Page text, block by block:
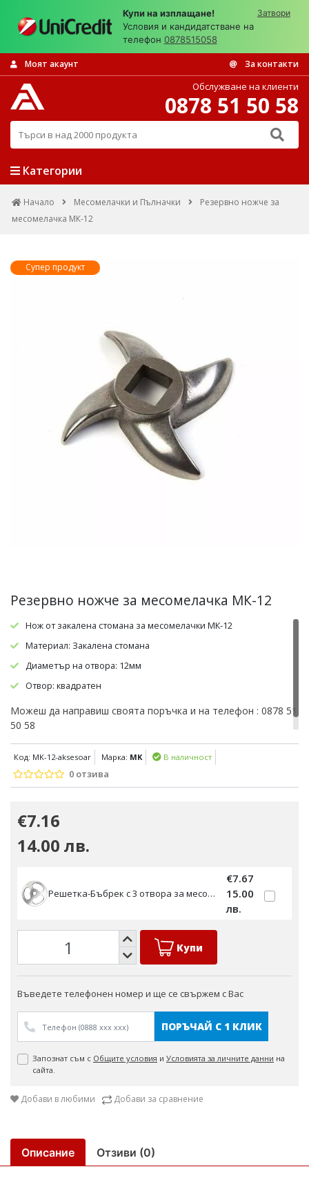
Купи на изплащане!
Условия и кандидатстване на
телефон 0878515058
Затвори
Моят акаунт За контакти
Търси в над 2000 продукта
Обслужване на клиенти
0878 51 50 58
Категории
Начало Месомелачки и Пълначки
Резервно ножче за
месомелачка МК-12
Супер продукт
Резервно ножче за месомелачка МК-12
Нож от закалена стомана за месомелачки МК-12
Материал: Закалена стомана
Диаметър на отвора: 12мм
Отвор: квадратен
Можеш да направиш своята поръчка и на телефон : 0878 51
50 58
Код: MK-12-aksesoar Марка: MK В наличност
0 отзива
€7.16
14.00 лв.
Решетка-Бъбрек с 3 отвора за месомелачка МК/ТК 12
€7.67
15.00
лв.
Купи
Въведете телефонен номер и ще се свържем с Вас
ПОРЪЧАЙ С 1 КЛИК
Запознат съм с Общите условия и Условията за личните данни на
сайта.
Добави в любими Добави за сравнение
Описание Отзиви (0)